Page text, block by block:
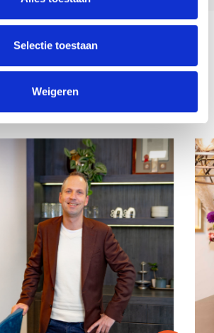
Selectie toestaan
Weigeren
om op uw gemak eens rond te kijken! Maak
door ons te bellen of een mail te sturen.
overzicht